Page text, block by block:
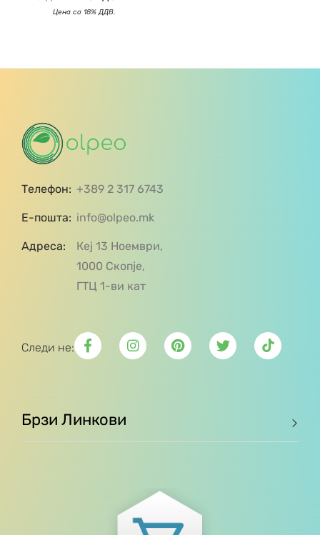
Телефон: +389 2 317 6743
Е-пошта: info@olpeo.mk
Адреса:
Кеј 13 Ноември,
1000 Скопје,
ГТЦ 1-ви кат
Следи не:
Брзи Линкови